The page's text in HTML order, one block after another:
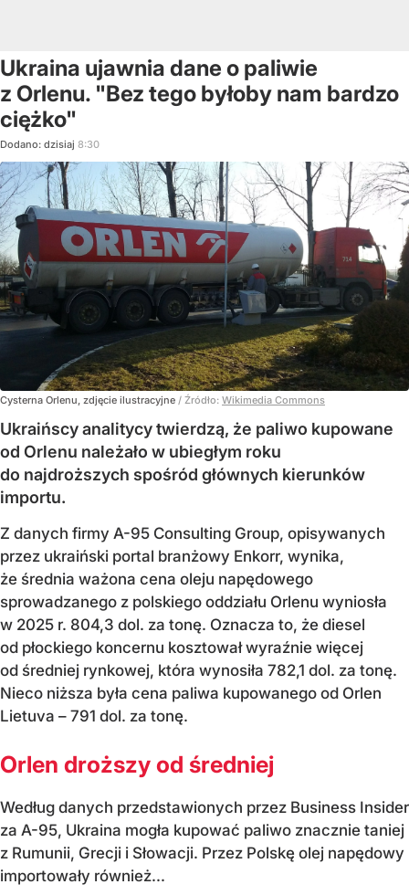
Ukraina ujawnia dane o paliwie
z Orlenu. "Bez tego byłoby nam bardzo
ciężko"
Dodano: dzisiaj 8:30
Cysterna Orlenu, zdjęcie ilustracyjne / Źródło: Wikimedia Commons
Ukraińscy analitycy twierdzą, że paliwo kupowane
od Orlenu należało w ubiegłym roku
do najdroższych spośród głównych kierunków
importu.
Z danych firmy A-95 Consulting Group, opisywanych
przez ukraiński portal branżowy Enkorr, wynika,
że średnia ważona cena oleju napędowego
sprowadzanego z polskiego oddziału Orlenu wyniosła
w 2025 r. 804,3 dol. za tonę. Oznacza to, że diesel
od płockiego koncernu kosztował wyraźnie więcej
od średniej rynkowej, która wynosiła 782,1 dol. za tonę.
Nieco niższa była cena paliwa kupowanego od Orlen
Lietuva – 791 dol. za tonę.
Orlen droższy od średniej
Według danych przedstawionych przez Business Insider
za A-95, Ukraina mogła kupować paliwo znacznie taniej
z Rumunii, Grecji i Słowacji. Przez Polskę olej napędowy
importowały również...